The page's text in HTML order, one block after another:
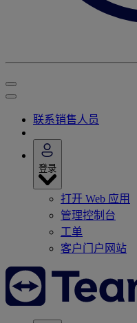
联系销售人员
登录
打开 Web 应用
管理控制台
工单
客户门户网站